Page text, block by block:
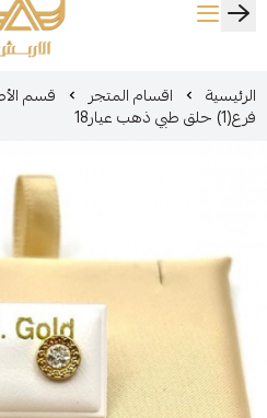
الأربش
الرئيسية اقسام المتجر قسم
فرع(1) حلق طبي ذهب عيار18